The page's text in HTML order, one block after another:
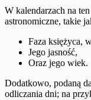
W kalendarzach na
astronomiczne, takie
Faza księżyca,
Jego jasność,
Oraz jego wiek.
Dodatkowo, podaną
odliczania dni; na